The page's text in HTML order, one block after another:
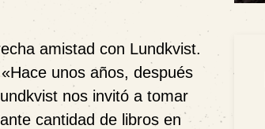
amistad con Lundkvist.
«Hace unos años, después
nos invitó a tomar
cantidad de libros en